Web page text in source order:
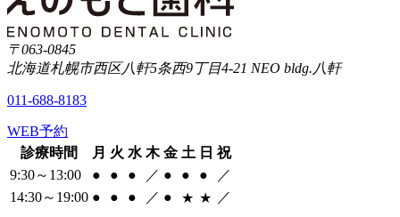
〒063-0845
北海道札幌市西区八軒5条西9丁目4-21 NEO bldg.八軒
011-688-8183
WEB予約
診療時間
月 火 水 木 金 土 日 祝
9:30～13:00
● ● ● ／ ● ● ●
／
14:30～19:00 ● ● ● ／ ● ★ ★ ／